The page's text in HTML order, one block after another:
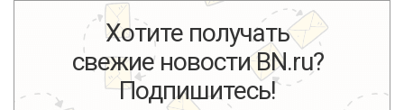
Хотите получать
свежие новости BN.ru?
Подпишитесь!